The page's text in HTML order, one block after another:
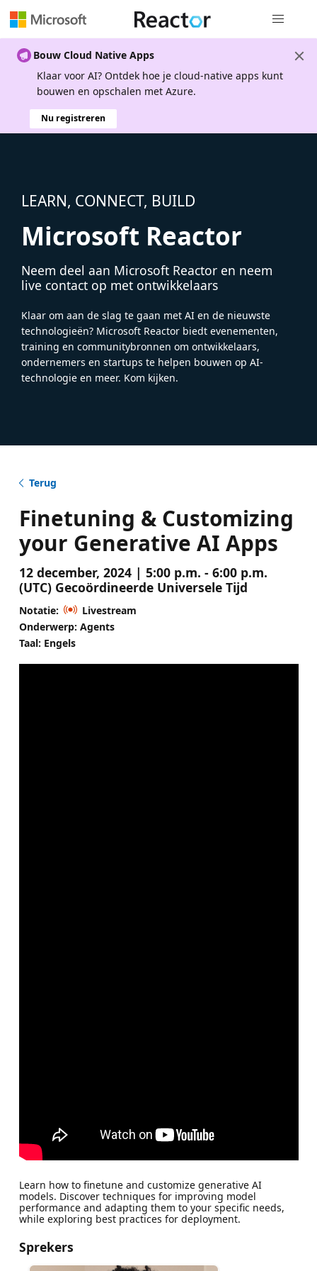
Bouw Cloud Native Apps
Klaar voor AI? Ontdek hoe je cloud-native apps kunt
bouwen en opschalen met Azure.
Nu registreren
LEARN, CONNECT, BUILD
Microsoft Reactor
Neem deel aan Microsoft Reactor en neem
live contact op met ontwikkelaars
Klaar om aan de slag te gaan met AI en de nieuwste
technologieën? Microsoft Reactor biedt evenementen,
training en communitybronnen om ontwikkelaars,
ondernemers en startups te helpen bouwen op AI-
technologie en meer. Kom kijken.
Terug
Finetuning & Customizing
your Generative AI Apps
12 december, 2024 | 5:00 p.m. - 6:00 p.m.
(UTC) Gecoördineerde Universele Tijd
Notatie:
Livestream
Onderwerp: Agents
Taal: Engels
Learn how to finetune and customize generative AI
models. Discover techniques for improving model
performance and adapting them to your specific needs,
while exploring best practices for deployment.
Sprekers